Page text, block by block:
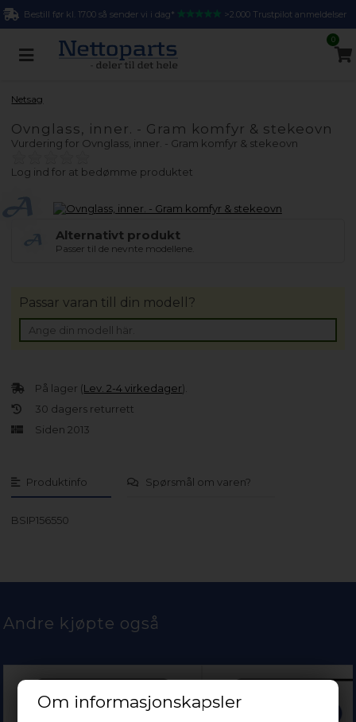
Om informasjonskapsler
Bestill før kl. 17.00 så sender vi i dag* >2.000 Trustpilot anmeldelser
0
Netsag
Ovnglass, inner. - Gram komfyr & stekeovn
Vurdering for Ovnglass, inner. - Gram komfyr & stekeovn
Log ind for at bedømme produktet
Alternativt produkt
Passer til de nevnte modellene.
Produktinfo Spørsmål om varen?
BSIP156550
På lager (Lev. 2-4 virkedager).
30 dagers returrett
Siden 2013
Passar varan till din modell?
Andre kjøpte også